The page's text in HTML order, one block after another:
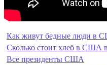
Как живут бедные люди в
Сколько стоит хлеб в США
Все президенты США